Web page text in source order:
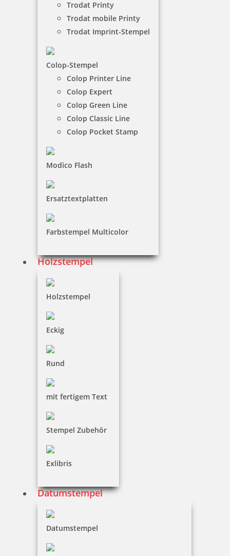
Trodat Printy
Trodat mobile Printy
Trodat Imprint-Stempel
Colop-Stempel
Colop Printer Line
Colop Expert
Colop Green Line
Colop Classic Line
Colop Pocket Stamp
Modico Flash
Ersatztextplatten
Farbstempel Multicolor
Holzstempel
Holzstempel
Eckig
Rund
mit fertigem Text
Stempel Zubehör
Exlibris
Datumstempel
Datumstempel
Stempel gestalten und online bestellen.
€-
€+
9 Artikel in der Kategorie
Outdoorstempel mit Taucherstempel-Motiv
25,97 €
Jetzt gestalten
Outdoorstempel für Wanderer mit Motiv
Jetzt gestalten